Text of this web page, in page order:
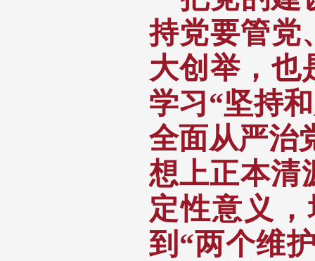
持党要管党
大创举，也
学习“坚持
全面从严治
想上正本清
定性意义
到“两个维